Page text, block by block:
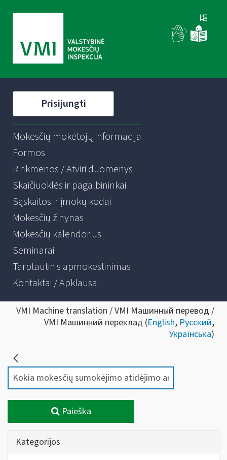
Prisijungti
Mokesčių mokėtojų informacija
Formos
Rinkmenos / Atviri duomenys
Skaičiuoklės ir pagalbininkai
Sąskaitos ir įmokų kodai
Mokesčių žinynas
Mokesčių kalendorius
Seminarai
Tarptautinis apmokestinimas
Kontaktai / Apklausa
VMI Machine translation / VMI Машинный перевод /
VMI Машинний переклад (English, Русский,
Українська)
Paieška
Kategorijos